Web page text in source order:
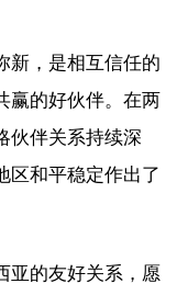
新，是相互信任的
赢的好伙伴。在两
伙伴关系持续深
区和平稳定作出了
亚的友好关系，愿